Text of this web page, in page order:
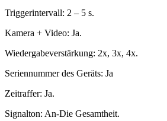
Triggerintervall: 2 – 5 s.
Kamera + Video: Ja.
Wiedergabeverstärkung: 2x, 3x, 4x.
Seriennummer des Geräts: Ja
Zeitraffer: Ja.
Signalton: An-Die Gesamtheit.